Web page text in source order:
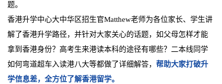
题。
香港升学中心大中华区招生官Matthew老师为各位家长、学生讲
解了香港升学路径，并针对大家关心的话题，如父母怎样才能
拿到香港身份？高考生来港读本科的途径有哪些？二本线同学
如何弯道超车入读港八大等都做了详细解答， 帮助大家打破升
学信息差，全方位了解香港留学。